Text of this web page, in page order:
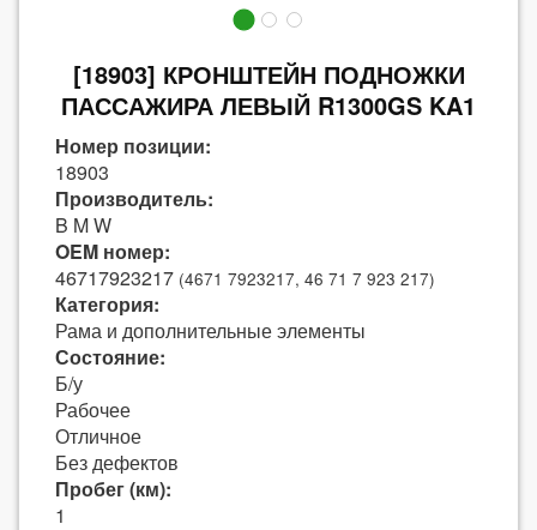
[18903] КРОНШТЕЙН ПОДНОЖКИ
ПАССАЖИРА ЛЕВЫЙ R1300GS KA1
Номер позиции:
18903
Производитель:
B M W
OEM номер:
46717923217 (4671 7923217, 46 71 7 923 217)
Категория:
Рама и дополнительные элементы
Состояние:
Б/у
Рабочее
Отличное
Без дефектов
Пробег (км):
1